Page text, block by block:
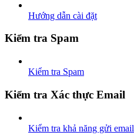
Hướng dẫn cài đặt
Kiểm tra Spam
Kiểm tra Spam
Kiểm tra Xác thực Email
Kiểm tra khả năng gửi email